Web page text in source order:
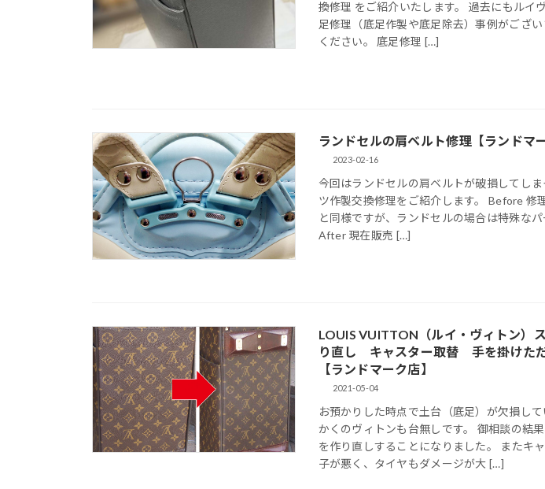
換修理 をご紹介いたします。 過去にもルイ
足修理（底足作製や底足除去）事例がござ
ください。 底足修理 […]
ランドセルの肩ベルト修理【ランドマ
2023-02-16
今回はランドセルの肩ベルトが破損してし
ツ作製交換修理をご紹介します。 Before 修
と同様ですが、ランドセルの場合は特殊なパ
After 現在販売 […]
LOUIS VUITTON（ルイ・ヴィトン）
り直し キャスター取替 手を掛けた
【ランドマーク店】
2021-05-04
お預かりした時点で土台（底足）が欠損し
かくのヴィトンも台無しです。 御相談の結
を作り直しすることになりました。 またキ
子が悪く、タイヤもダメージが大 […]